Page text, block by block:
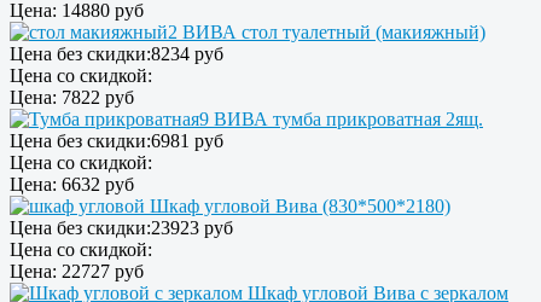
Цена: 14880 руб
ВИВА стол туалетный (макияжный)
Цена без скидки:8234 руб
Цена со скидкой:
Цена: 7822 руб
ВИВА тумба прикроватная 2ящ.
Цена без скидки:6981 руб
Цена со скидкой:
Цена: 6632 руб
Шкаф угловой Вива (830*500*2180)
Цена без скидки:23923 руб
Цена со скидкой:
Цена: 22727 руб
Шкаф угловой Вива с зеркалом